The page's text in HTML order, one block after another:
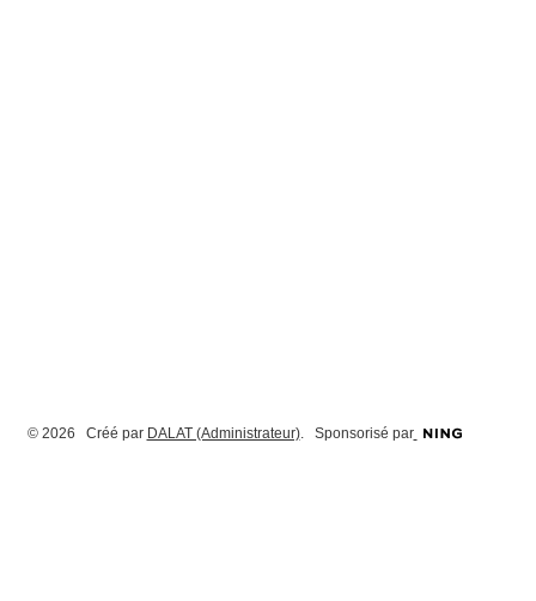
© 2026 Créé par DALAT (Administrateur). Sponsorisé par